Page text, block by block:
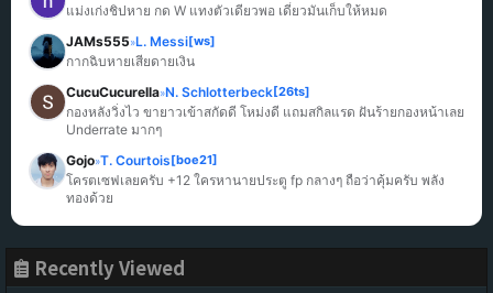
แม่งเก่งชิปหาย กด W แทงตัวเดียวพอ เดี๋ยวมันเก็บให้หมด
JAMs555»L. Messi[ws]
กากฉิบหายเสียดายเงิน
CucuCucurella»N. Schlotterbeck[26ts]
กองหลังวิ่งไว ขายาวเข้าสกัดดี โหม่งดี แถมสกิลแรด ฝันร้ายกองหน้าเลย
Underrate มากๆ
Gojo»T. Courtois[boe21]
โครตเซฟเลยครับ +12 ใครหานายประตู fp กลางๆ ถือว่าคุ้มครับ พลัง
ทองด้วย
Recently Viewed